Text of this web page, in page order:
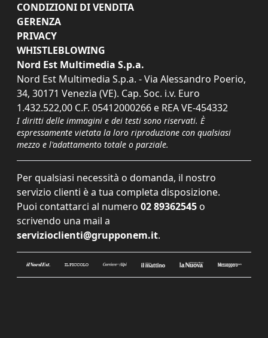
CONDIZIONI DI VENDITA
GERENZA
PRIVACY
WHISTLEBLOWING
Nord Est Multimedia S.p.a.
Nord Est Multimedia S.p.a. - Via Alessandro Poerio,
34, 30171 Venezia (VE). Cap. Soc. i.v. Euro
1.432.522,00 C.F. 05412000266 e REA VE-454332
I diritti delle immagini e dei testi sono riservati. È
espressamente vietata la loro riproduzione con qualsiasi
mezzo e l'adattamento totale o parziale.
Per qualsiasi necessità o domanda, il nostro
servizio clienti è a tua completa disposizione.
Puoi contattarci al numero 02 89362545 o
scrivendo una mail a
servizioclienti@grupponem.it.